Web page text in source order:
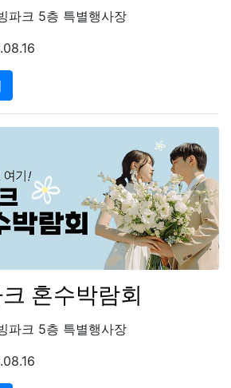
파크 5층 특별행사장
혼수박람회
파크 5층 특별행사장